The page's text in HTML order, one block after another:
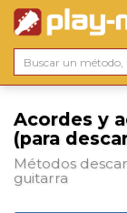
Acordes y
(para
Métodos
guitarra